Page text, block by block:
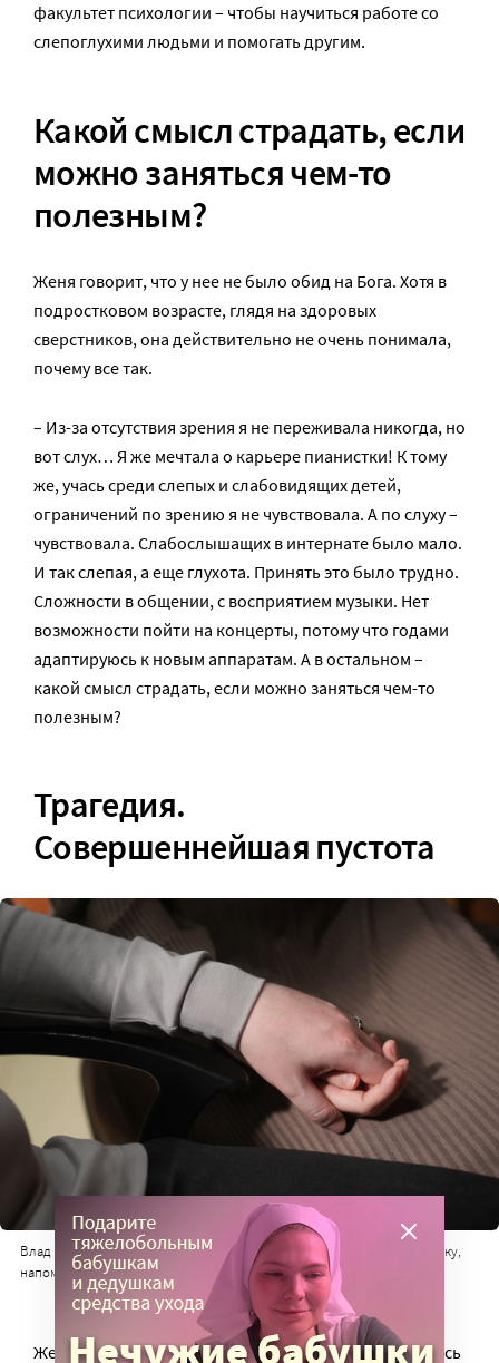
факультет психологии – чтобы научиться работе со
слепоглухими людьми и помогать другим.
Какой смысл страдать, если
можно заняться чем-то
полезным?
Женя говорит, что у нее не было обид на Бога. Хотя в
подростковом возрасте, глядя на здоровых
сверстников, она действительно не очень понимала,
почему все так.
– Из-за отсутствия зрения я не переживала никогда, но
вот слух… Я же мечтала о карьере пианистки! К тому
же, учась среди слепых и слабовидящих детей,
ограничений по зрению я не чувствовала. А по слуху –
чувствовала. Слабослышащих в интернате было мало.
И так слепая, а еще глухота. Принять это было трудно.
Сложности в общении, с восприятием музыки. Нет
возможности пойти на концерты, потому что годами
адаптируюсь к новым аппаратам. А в остальном –
какой смысл страдать, если можно заняться чем-то
полезным?
Трагедия.
Совершеннейшая пустота
Влад во всем поддерживает Женю. Во время интервью держит за руку,
напоминая: «Я всегда рядом»
Женя очень рассудительная и спокойная. И удивляясь